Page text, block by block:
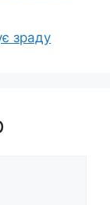
зраду